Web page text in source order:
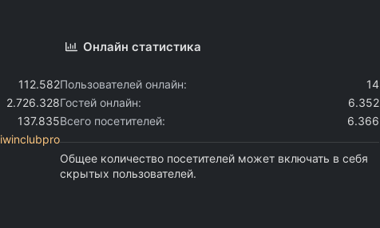
112.582
2.726.328
137.835
iwinclubpro
Онлайн статистика
Пользователей онлайн
14
Гостей онлайн
6.352
Всего посетителей
6.366
Общее количество посетителей может включать в себя
скрытых пользователей.